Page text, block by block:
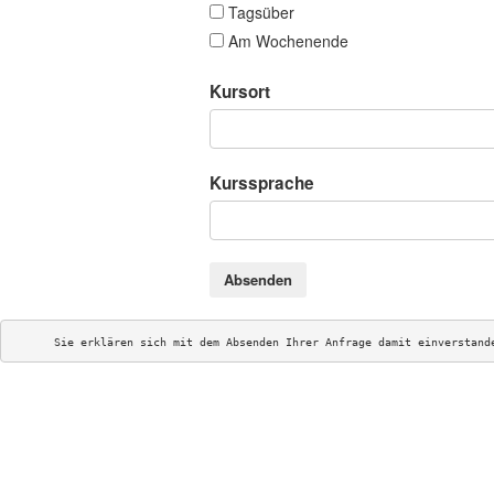
Tagsüber
Am Wochenende
Kursort
Kurssprache
Absenden
Sie erklären sich mit dem Absenden Ihrer Anfrage damit